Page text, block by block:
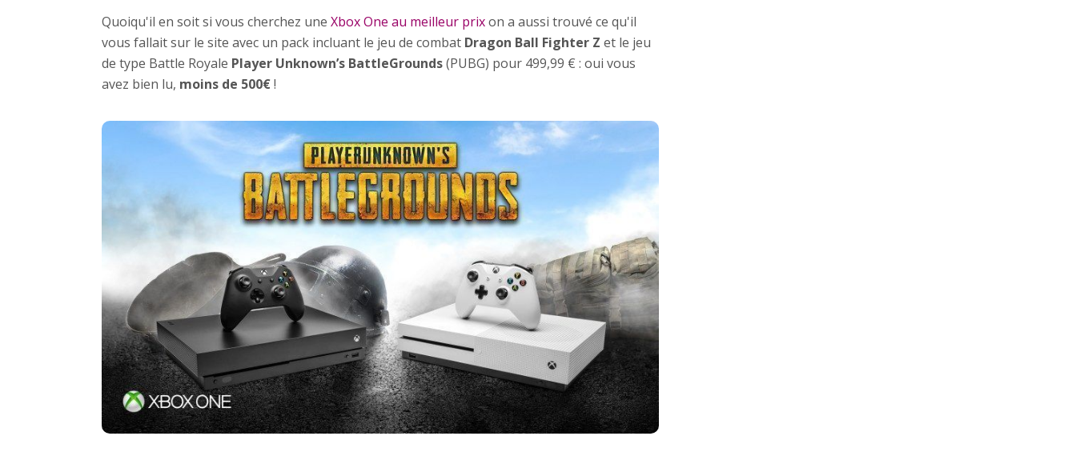
Quoiqu'il en soit si vous cherchez une Xbox One au meilleur prixon a aussi trouvé ce qu'il
vous fallait sur le site avec un pack incluant le jeu de combat Dragon Ball Fighter Z et le jeu
de type Battle Royale Player Unknown’s BattleGrounds(PUBG) pour 499,99 € : oui vous
avez bien lu, moins de 500€!